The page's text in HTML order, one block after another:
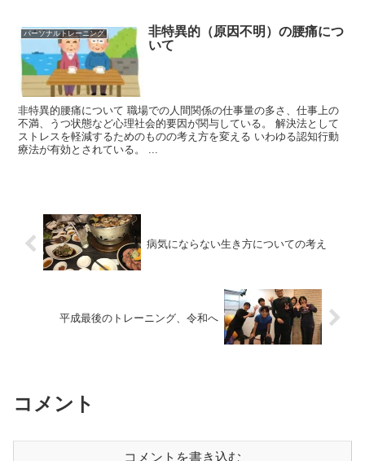
パーソナルトレーニング
非特異的（原因不明）の腰痛につ
いて
非特異的腰痛について 職場での人間関係の仕事量の多さ、仕事上の
不満、うつ状態など心理社会的要因が関与している。 解決法として
ストレスを軽減するためのものの考え方を変える いわゆる認知行動
療法が有効とされている。 ...
病気にならない生き方についての考え
平成最後のトレーニング、令和へ
コメント
コメントを書き込む